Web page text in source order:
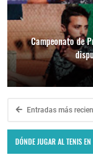
Campeonato de
Entradas más
DÓNDE JUGAR AL TENIS